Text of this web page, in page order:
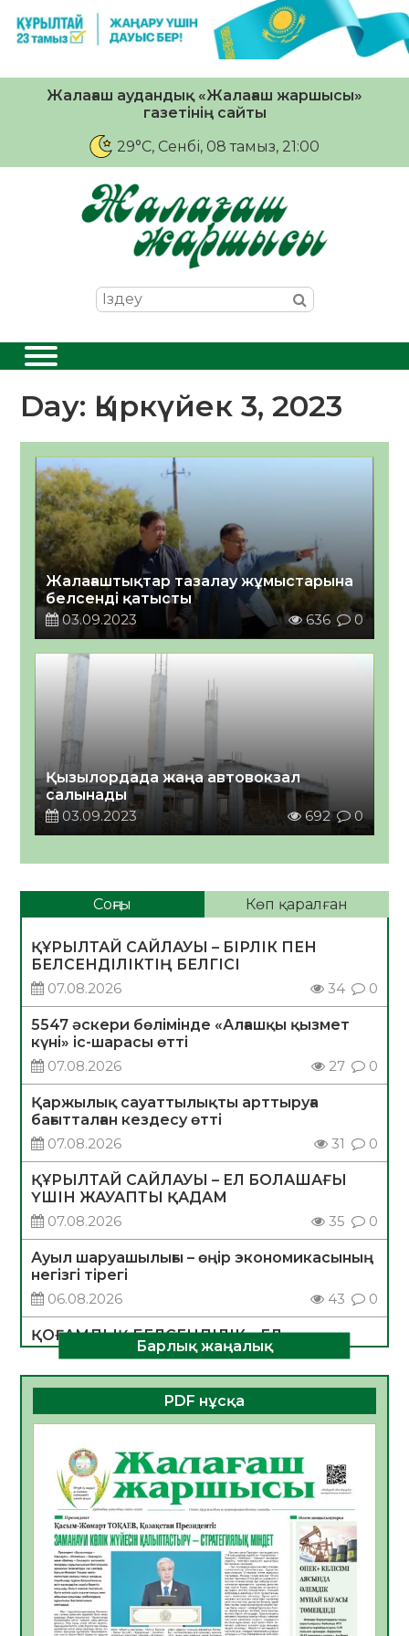
Жалағаш аудандық «Жалағаш жаршысы»
газетінің сайты
29°C, Сенбі, 08 тамыз, 21:00
Day: Қыркүйек 3, 2023
Жалағаштықтар тазалау жұмыстарына
белсенді қатысты
03.09.2023
636 0
Қызылордада жаңа автовокзал
салынады
03.09.2023
692 0
Соңғы Көп қаралған
ҚҰРЫЛТАЙ САЙЛАУЫ – БІРЛІК ПЕН
БЕЛСЕНДІЛІКТІҢ БЕЛГІСІ
07.08.2026
34 0
5547 әскери бөлімінде «Алғашқы қызмет
күні» іс-шарасы өтті
07.08.2026
27 0
Қаржылық сауаттылықты арттыруға
бағытталған кездесу өтті
07.08.2026
31 0
ҚҰРЫЛТАЙ САЙЛАУЫ – ЕЛ БОЛАШАҒЫ
ҮШІН ЖАУАПТЫ ҚАДАМ
07.08.2026
35 0
Ауыл шаруашылығы – өңір экономикасының
негізгі тірегі
06.08.2026
43 0
ҚОҒАМДЫҚ БЕЛСЕНДІЛІК – ЕЛ
ДАМУЫНЫҢ НЕГІЗІ
06.08.2026
40 0
ҚҰРЫЛТАЙ САЙЛАУЫ – БОЛАШАҚҚА
06.08.2026
Инфекциялық ауруларға қарсы иммундау
жұмыстарының тиімділігі
06.08.2026
45
Көкжөтел ауруы туралы
06.08.2026
41
АПВ вакцинасы туралы мәлімет
Барлық жаңалық
PDF нұсқа